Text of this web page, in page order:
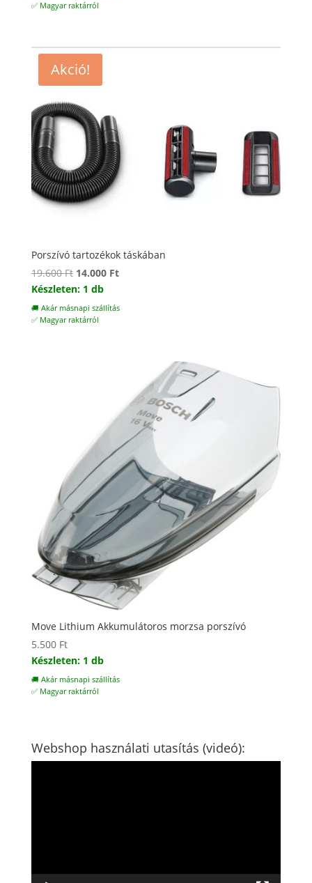
✅ Magyar raktárról
Akció!
Porszívó tartozékok táskában
19.600Ft Original
price
was:
19.600 Ft.
14.000 FtCurrent
is:
Készleten: 1 db
🚚 Akár másnapi szállítás
✅ Magyar raktárról
Move Lithium Akkumulátoros morzsa porszívó
5.500 Ft
Készleten: 1 db
🚚 Akár másnapi szállítás
✅ Magyar raktárról
Webshop használati utasítás (videó):